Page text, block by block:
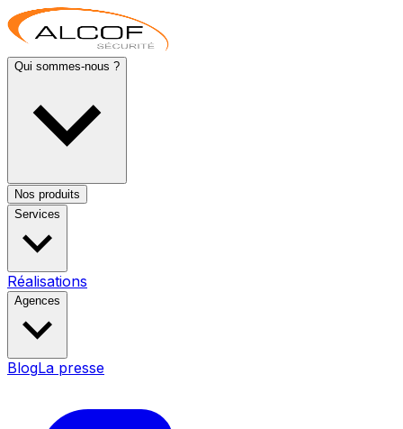
Qui sommes-nous ?
Nos produits
Services
Réalisations
Agences
BlogLa presse